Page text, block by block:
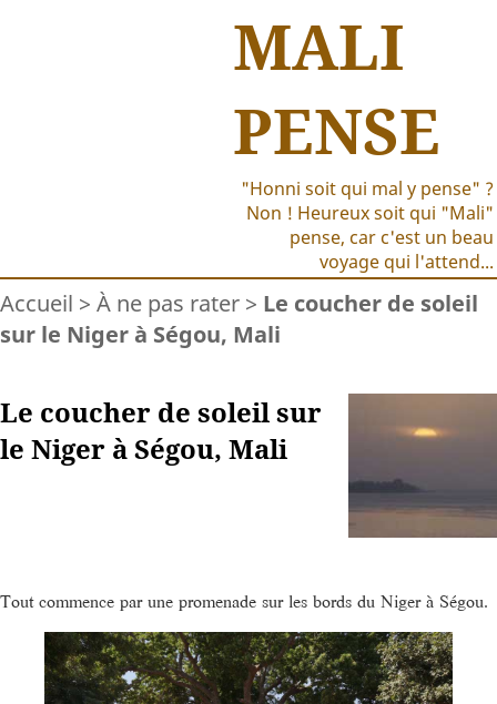
MALI
PENSE
"Honni soit qui mal y pense" ?
Non ! Heureux soit qui "Mali"
pense, car c'est un beau
voyage qui l'attend...
Accueil > À ne pas rater > Le coucher de soleil
sur le Niger à Ségou, Mali
Le coucher de soleil sur
le Niger à Ségou, Mali
Tout commence par une promenade sur les bords du Niger à Ségou.